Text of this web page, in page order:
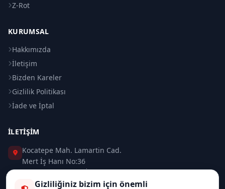
Z-Rot
KURUMSAL
Hakkımızda
İletişim
Bizden Kareler
Gizlilik Politikası
İade ve İptal
İLETIŞIM
Kocatepe Mah. Lamartin Cad.
Mert İş Hanı No:36
Taksim / Beyoğlu / İSTANBUL
Gizliliğiniz bizim için önemli